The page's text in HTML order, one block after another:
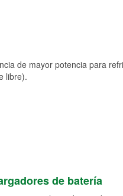
de mayor potencia para
libre).
de batería